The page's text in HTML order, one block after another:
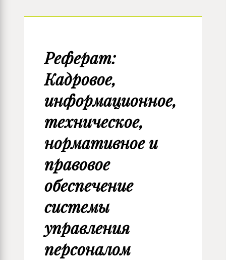
Реферат:
Кадровое,
информационное,
техническое,
нормативное и
правовое
обеспечение
системы
управления
персоналом